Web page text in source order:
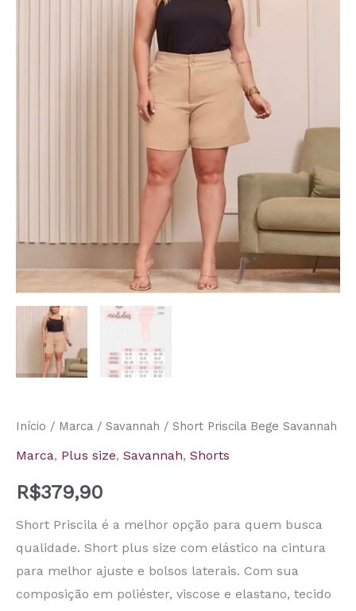
Início / Marca / Savannah / Short Priscila Bege Savannah
Marca, Plus size, Savannah, Shorts
R$379,90
Short Priscila é a melhor opção para quem busca
qualidade. Short plus size com elástico na cintura
para melhor ajuste e bolsos laterais. Com sua
composição em poliéster, viscose e elastano, tecido